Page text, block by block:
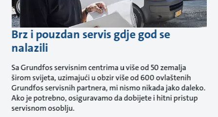
Brz i pouzdan servis gdje god se
nalazili
Sa Grundfos servisnim centrima u više od 50 zemalja
širom svijeta, uzimajući u obzir više od 600 ovlaštenih
Grundfos servisnih partnera, mi nismo nikada jako daleko.
Ako je potrebno, osiguravamo da dobijete i hitni pristup
servisnom osoblju.